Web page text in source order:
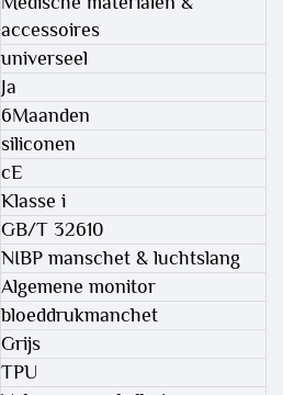
accessoires
universeel
Ja
6Maanden
siliconen
cE
Klasse i
GB/T 32610
NIBP manschet & luchtslang
Algemene monitor
bloeddrukmanchet
Grijs
TPU